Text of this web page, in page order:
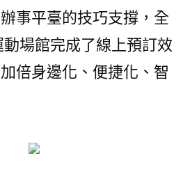
事平臺的技巧支撐，全
場館完成了線上預訂效
倍身邊化、便捷化、智